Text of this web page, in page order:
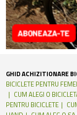
GHID ACHIZITIONARE
BICICLETE PENTRU FEMEI
CUM ALEGI O
PENTRU BICICLETE